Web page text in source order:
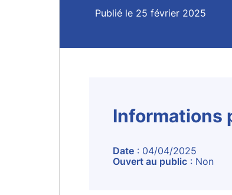
Publié le 25 février 2025
Informations
Date : 04/04/2025
Ouvert au public : Non